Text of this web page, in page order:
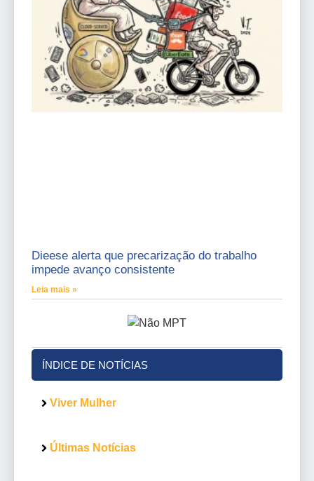
Dieese alerta que precarização do trabalho
impede avanço consistente
Leia mais »
ÍNDICE DE NOTÍCIAS
Viver Mulher
Últimas Notícias